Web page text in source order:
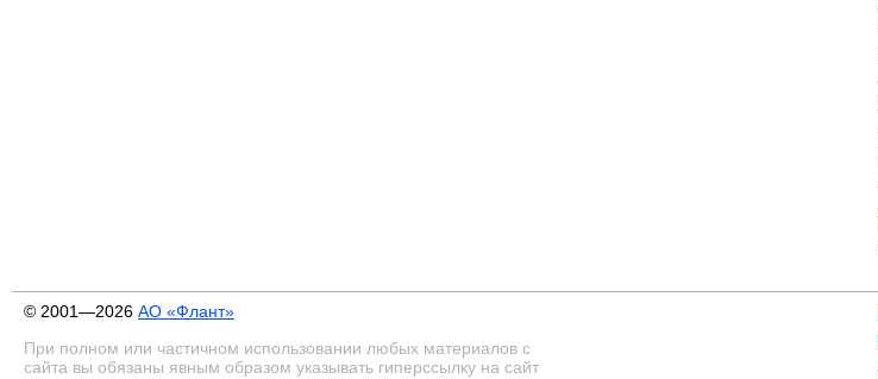
© 2001—2026 АО «Флант»
При полном или частичном использовании любых материалов с
сайта вы обязаны явным образом указывать гиперссылку на сайт